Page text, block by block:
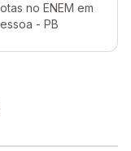
no ENEM em
- PB